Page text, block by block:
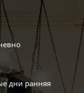
дни ранняя